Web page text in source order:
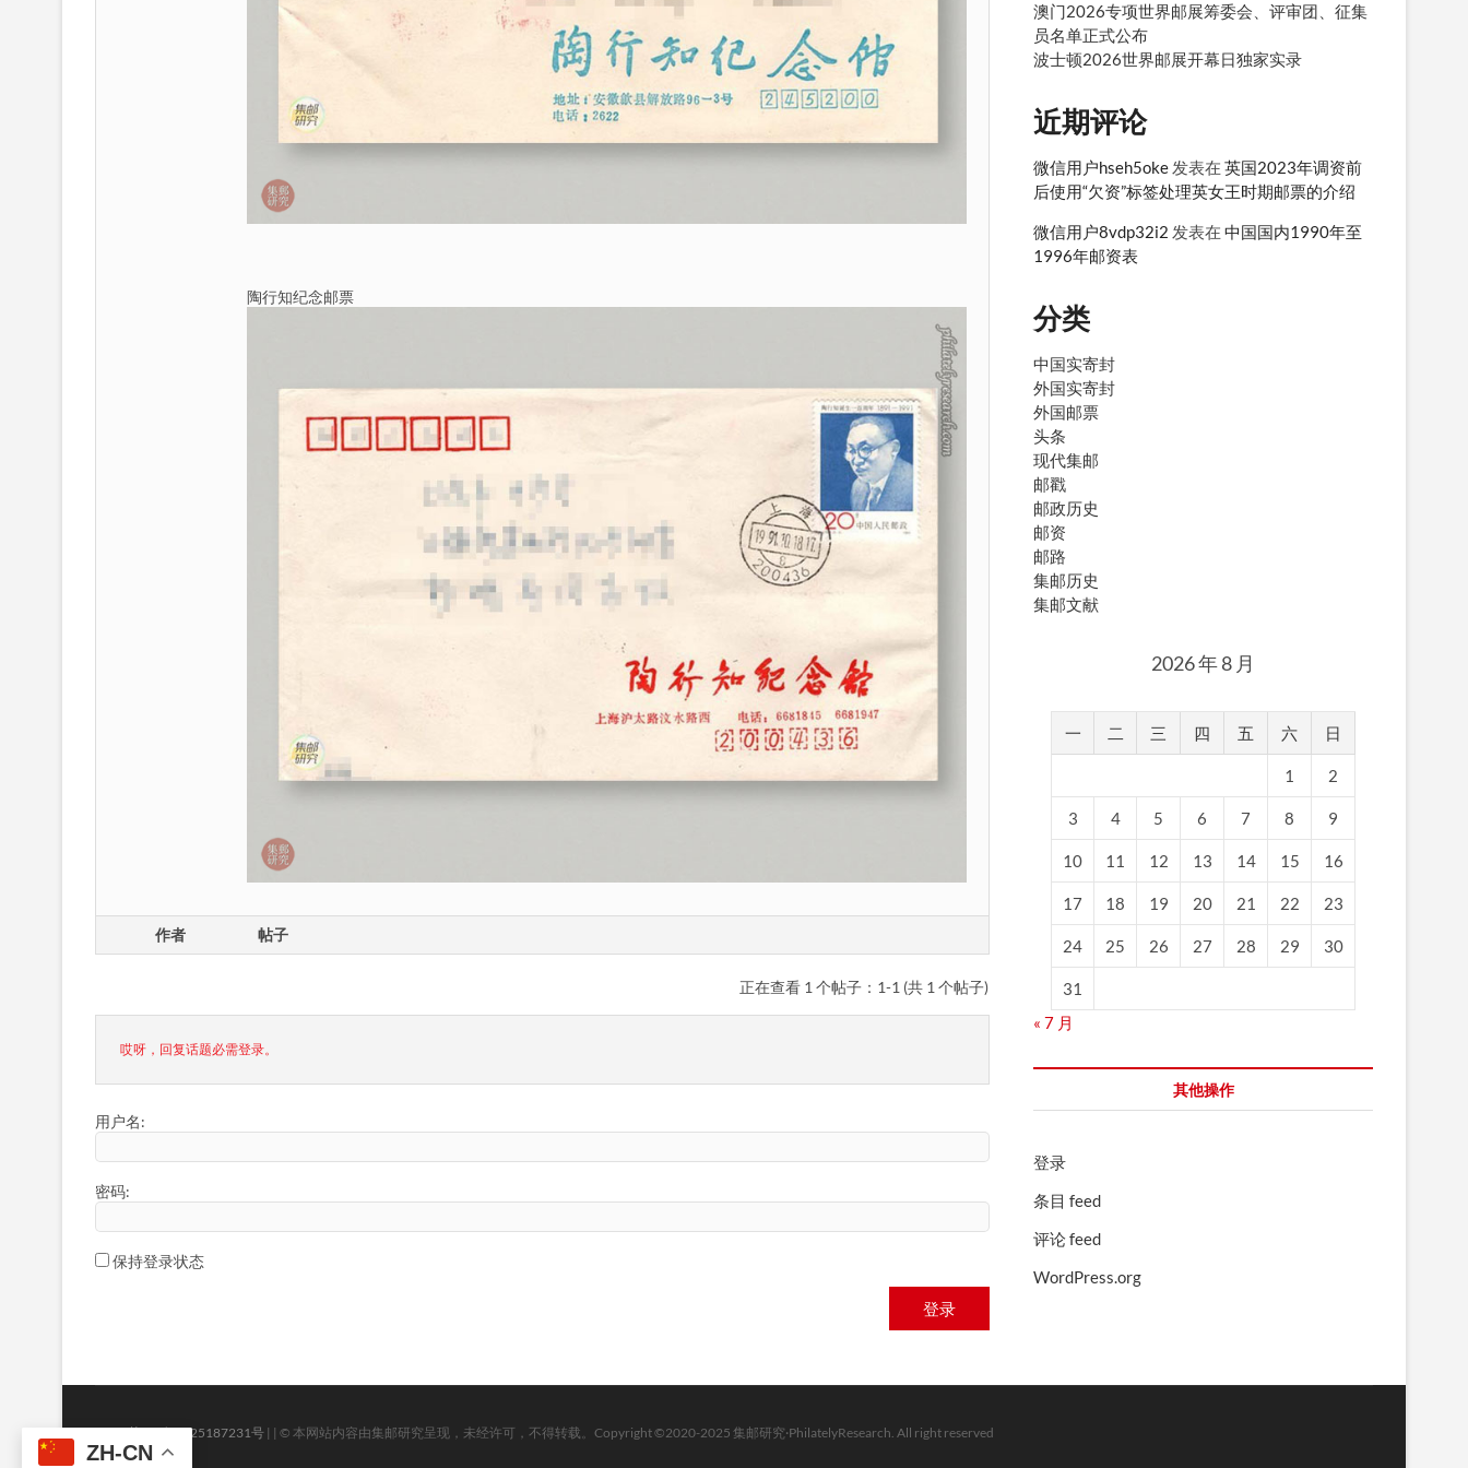
陶行知纪念邮票
作者 帖子
正在查看 1 个帖子：1-1 (共 1 个帖子)
哎呀，回复话题必需登录。
用户名:
密码:
保持登录状态
登录
澳门2026专项世界邮展筹委会、评审团、征集
员名单正式公布
波士顿2026世界邮展开幕日独家实录
近期评论
微信用户hseh5oke 发表在 英国2023年调资前
后使用“欠资”标签处理英女王时期邮票的介绍
微信用户8vdp32i2 发表在 中国国内1990年至
1996年邮资表
分类
中国实寄封
外国实寄封
外国邮票
头条
现代集邮
邮戳
邮政历史
邮资
邮路
集邮历史
集邮文献
2026 年 8 月
一 二 三 四 五 六 日
1 2
3 4 5 6 7 8 9
10 11 12 13 14 15 16
17 18 19 20 21 22 23
24 25 26 27 28 29 30
31
« 7 月
其他操作
登录
条目 feed
评论 feed
WordPress.org
| ICP:苏ICP备2025187231号 | | © 本网站内容由集邮研究呈现，未经许可，不得转载。Copyright ©2020-2025 集邮研究·PhilatelyResearch. All right reserved
ZH-CN